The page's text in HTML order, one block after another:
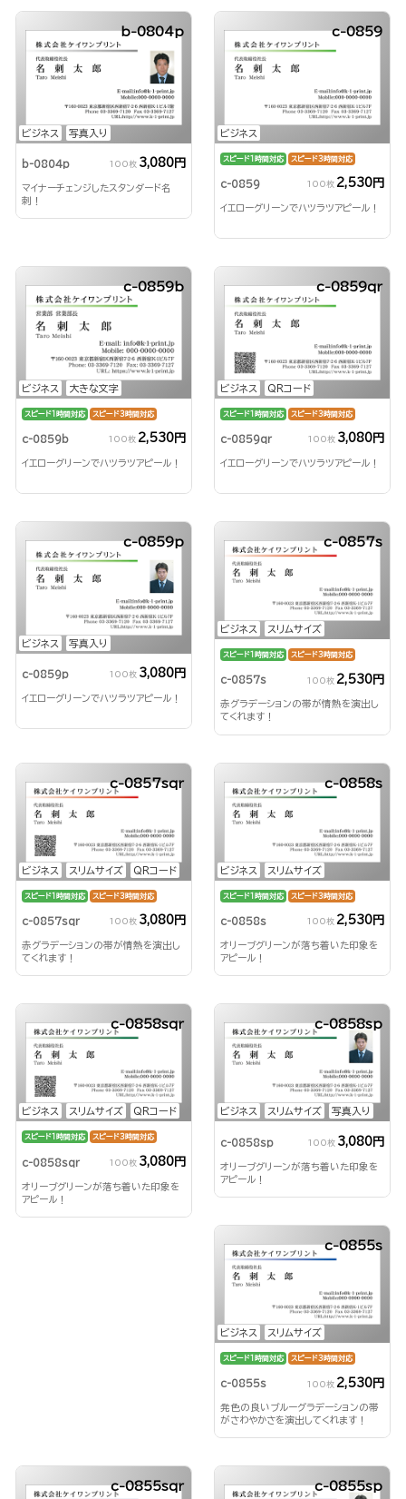
ビジネス 写真入り
b-0804p
b-0804p 100枚 3,080円
マイナーチェンジしたスタンダード名
刺！
ビジネス
c-0859
スピード1時間対応 スピード3時間対応
c-0859 100枚 2,530円
イエローグリーンでハツラツアピール！
ビジネス 大きな文字
c-0859b
スピード1時間対応 スピード3時間対応
c-0859b 100枚 2,530円
イエローグリーンでハツラツアピール！
ビジネス QRコード
c-0859qr
スピード1時間対応 スピード3時間対応
c-0859qr 100枚 3,080円
イエローグリーンでハツラツアピール！
ビジネス 写真入り
c-0859p
c-0859p 100枚 3,080円
イエローグリーンでハツラツアピール！
ビジネス スリムサイズ
c-0857s
スピード1時間対応 スピード3時間対応
c-0857s 100枚 2,530円
赤グラデーションの帯が情熱を演出し
てくれます！
ビジネス スリムサイズ QRコード
c-0857sqr
スピード1時間対応 スピード3時間対応
c-0857sqr 100枚 3,080円
赤グラデーションの帯が情熱を演出し
てくれます！
ビジネス スリムサイズ
c-0858s
スピード1時間対応 スピード3時間対応
c-0858s 100枚 2,530円
オリーブグリーンが落ち着いた印象を
アピール！
ビジネス スリムサイズ QRコード
c-0858sqr
スピード1時間対応 スピード3時間対応
c-0858sqr 100枚 3,080円
オリーブグリーンが落ち着いた印象を
アピール！
ビジネス スリムサイズ 写真入り
c-0858sp
c-0858sp 100枚 3,080円
オリーブグリーンが落ち着いた印象を
アピール！
ビジネス スリムサイズ
c-0855s
スピード1時間対応 スピード3時間対応
c-0855s 100枚 2,530円
発色の良いブルーグラデーションの帯
がさわやかさを演出してくれます！
c-0855sqr c-0855sp